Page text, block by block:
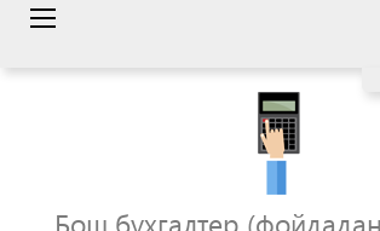
Бош бухгалтер